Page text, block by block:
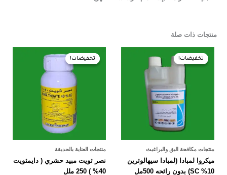
منتجات ذات صلة
تخفيضات!
تخفيضات!
منتجات مكافحة البق والبراغيث
ميكروا لمبادا (لمبادا سيهالوثرين
10% SC) بدون رائحه 500مل
السعر
الأصلي
هو:
السعر
الحالي
390,00 EGP.
تخفيضات!
تخفيضات!
منتجات العناية بالحديقة
نصر ثويت مبيد حشري ( دايمثويت
40% ) 250 ملل
السعر
الأصلي
هو:
200,00 EGP.
السعر